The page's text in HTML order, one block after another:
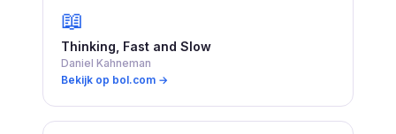
📖
Thinking, Fast and Slow
Daniel Kahneman
Bekijk op bol.com →